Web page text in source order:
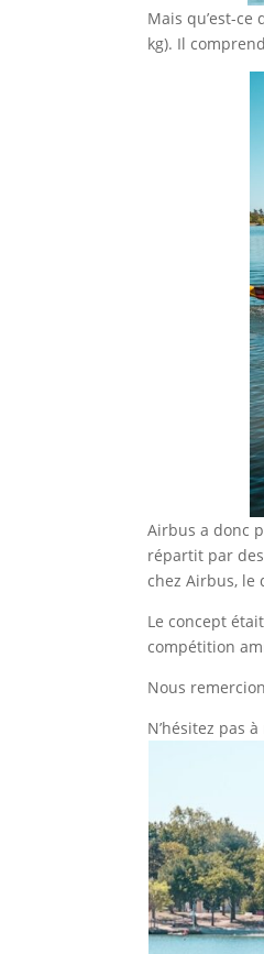
Mais qu’est-ce
kg). Il
Airbus a donc
répartit par
chez Airbus, le
Le concept
compétition
Nous
N’hésitez pas